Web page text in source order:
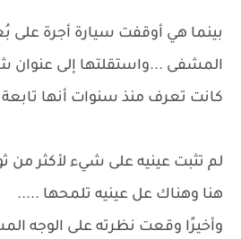
بينما هي أوقفت سيارة أجرة على
المشفى ...واستقلتها إلى عنوان
كانت تعرف منذ سنوات أنها تابعة
لم تثبت عينيه على شيء لأكثر من
هنا وهناك عل عينيه تلمحها .....
وأخيرًا وقعت نظرته على الوجه